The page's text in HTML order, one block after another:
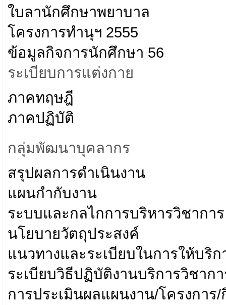
ใบลานักศึกษาพยาบาล
โครงการทำนุฯ 2555
ข้อมูลกิจการนักศึกษา 56
ระเบียบการแต่งกาย
ภาคทฤษฎี
ภาคปฏิบัติ
กลุ่มพัฒนาบุคลากร
สรุปผลการดำเนินงาน
แผนกำกับงาน
ระบบและกลไกการบริหารวิชาการ
นโยบายวัตถุประสงค์
แนวทางและระเบียบในการให้บริก
ระเบียบวิธีปฏิบัติงานบริการวิชาก
การประเมินผลแผนงาน/โครงการ